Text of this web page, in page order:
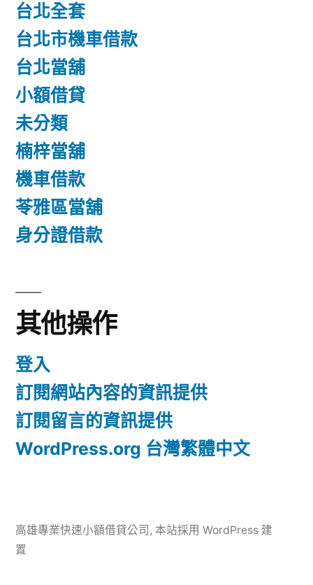
台北全套
台北市機車借款
台北當舖
小額借貸
未分類
楠梓當舖
機車借款
苓雅區當舖
身分證借款
其他操作
登入
訂閱網站內容的資訊提供
訂閱留言的資訊提供
WordPress.org 台灣繁體中文
高雄專業快速小額借貸公司 , 本站採用 WordPress 建
置